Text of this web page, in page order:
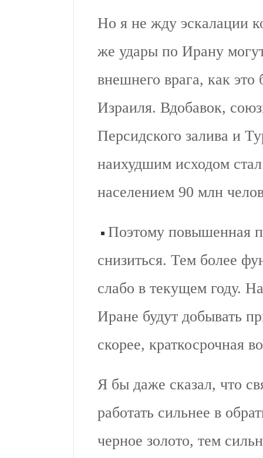
Но я не жду эскалации
же удары по Ирану
внешнего врага, как
Израиля. Вдобавок,
Персидского залива и
наихудшим исходом
населением 90 млн
Поэтому повышенная
снизиться. Тем более
слабо в текущем году.
Иране будут добывать
скорее, краткосрочная
Я бы даже сказал, что
работать сильнее в
черное золото, тем